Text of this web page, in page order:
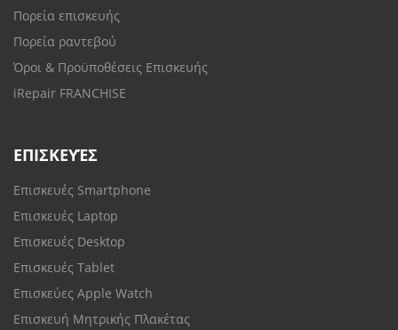
Πορεία επισκευής
Πορεία ραντεβού
Όροι & Προϋποθέσεις Επισκευής
iRepair FRANCHISE
ΕΠΙΣΚΕΥΈΣ
Επισκευές Smartphone
Επισκευές Laptop
Επισκευές Desktop
Επισκευές Tablet
Επισκεύες Apple Watch
Επισκευή Μητρικής Πλακέτας